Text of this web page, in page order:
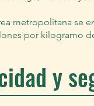
metropolitana se
por kilogramo
y